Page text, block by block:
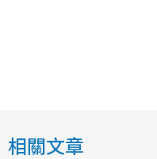
相關文章